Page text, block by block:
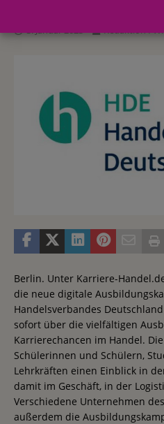
Berlin. Unter Karriere-
die neue digitale
Handelsverbandes
sofort über die vielfältigen
Karrierechancen im Handel.
Schülerinnen und Schülern,
Lehrkräften einen Einblick in
damit im Geschäft, in der
Verschiedene Unternehmen
außerdem die